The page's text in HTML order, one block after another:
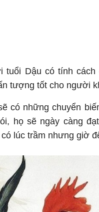
Dậu có tính cách
tượng tốt cho người
có những chuyển
họ sẽ ngày càng
lúc trầm nhưng giờ